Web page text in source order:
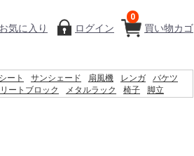
買い物カゴ
0
お気に入り ログイン
シート サンシェード 扇風機 レンガ
バケツ
ートブロック メタルラック 椅子
脚立